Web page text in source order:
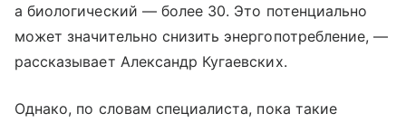
а биологический — более 30. Это потенциально
может значительно снизить энергопотребление, —
рассказывает Александр Кугаевских.
Однако, по словам специалиста, пока такие